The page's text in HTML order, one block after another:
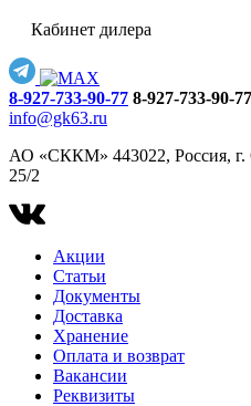
Кабинет дилера
8-927-733-90-77 8-927-733-90-77
info@gk63.ru
АО «СККМ» 443022, Россия, г.
25/2
Акции
Статьи
Документы
Доставка
Хранение
Оплата и возврат
Вакансии
Реквизиты